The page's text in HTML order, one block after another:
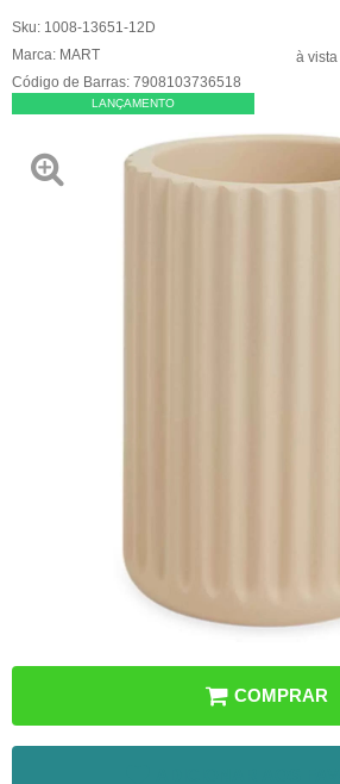
Sku: 1008-13651-12D
Marca: MART
Código de Barras: 7908103736518
LANÇAMENTO
à vista
COMPRAR